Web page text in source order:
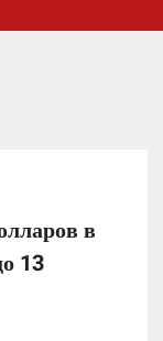
в
13